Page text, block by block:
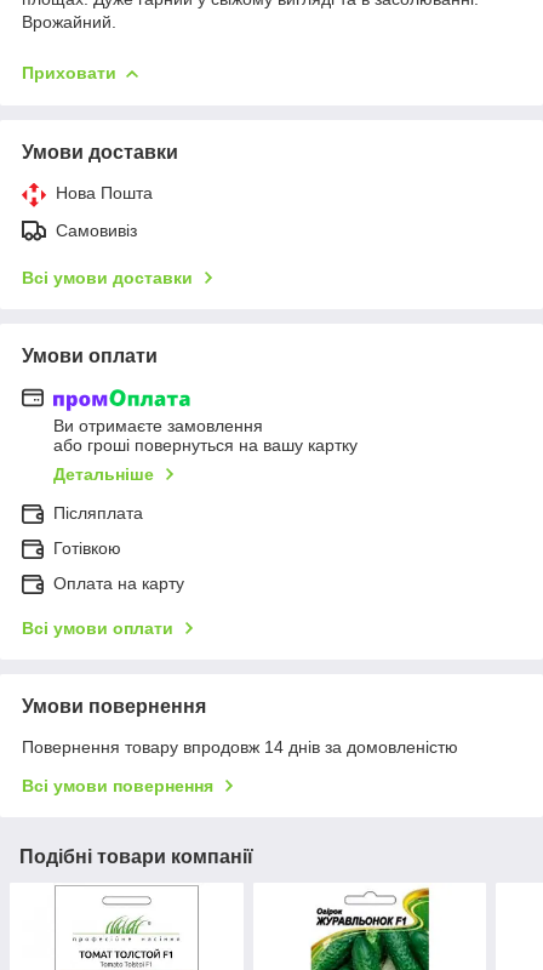
Врожайний.
Приховати
Умови доставки
Нова Пошта
Самовивіз
Всі умови доставки
Умови оплати
Ви отримаєте замовлення
або гроші повернуться на вашу картку
Детальніше
Післяплата
Готівкою
Оплата на карту
Всі умови оплати
Умови повернення
Повернення товару впродовж 14 днів за домовленістю
Всі умови повернення
Подібні товари компанії